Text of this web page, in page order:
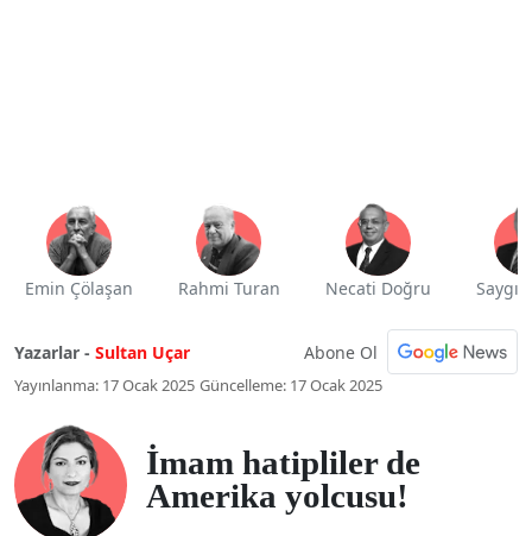
Emin Çölaşan Rahmi Turan Necati Doğru Saygı
Yazarlar - Sultan Uçar Abone Ol
Yayınlanma: 17 Ocak 2025 Güncelleme: 17 Ocak 2025
İmam hatipliler de
Amerika yolcusu!